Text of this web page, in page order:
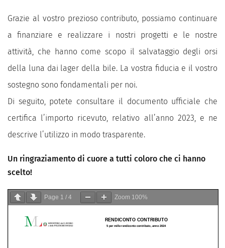
Grazie al vostro prezioso contributo, possiamo continuare
a finanziare e realizzare i nostri progetti e le nostre
attività, che hanno come scopo il salvataggio degli orsi
della luna dai lager della bile. La vostra fiducia e il vostro
sostegno sono fondamentali per noi.
Di seguito, potete consultare il documento ufficiale che
certifica l’importo ricevuto, relativo all’anno 2023, e ne
descrive l’utilizzo in modo trasparente.
Un ringraziamento di cuore a tutti coloro che ci hanno
scelto!
Page 1 / 4 Zoom 100%